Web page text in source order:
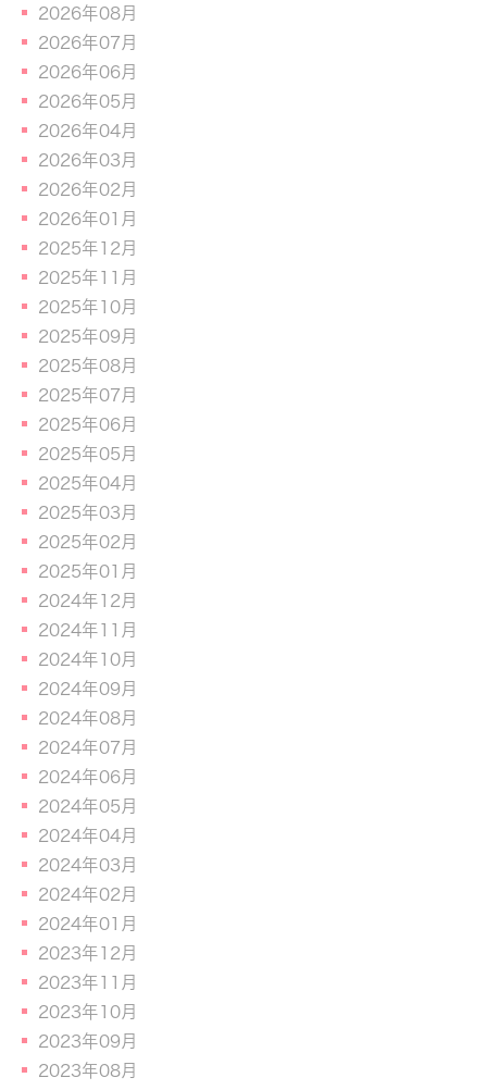
2026年08月
2026年07月
2026年06月
2026年05月
2026年04月
2026年03月
2026年02月
2026年01月
2025年12月
2025年11月
2025年10月
2025年09月
2025年08月
2025年07月
2025年06月
2025年05月
2025年04月
2025年03月
2025年02月
2025年01月
2024年12月
2024年11月
2024年10月
2024年09月
2024年08月
2024年07月
2024年06月
2024年05月
2024年04月
2024年03月
2024年02月
2024年01月
2023年12月
2023年11月
2023年10月
2023年09月
2023年08月